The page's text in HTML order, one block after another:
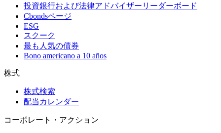
投資銀行および法律アドバイザーリーダーボード
Cbondsページ
ESG
スクーク
最も人気の債券
Bono americano a 10 años
株式
株式検索
配当カレンダー
コーポレート・アクション